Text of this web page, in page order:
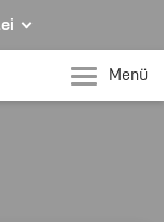
Menü